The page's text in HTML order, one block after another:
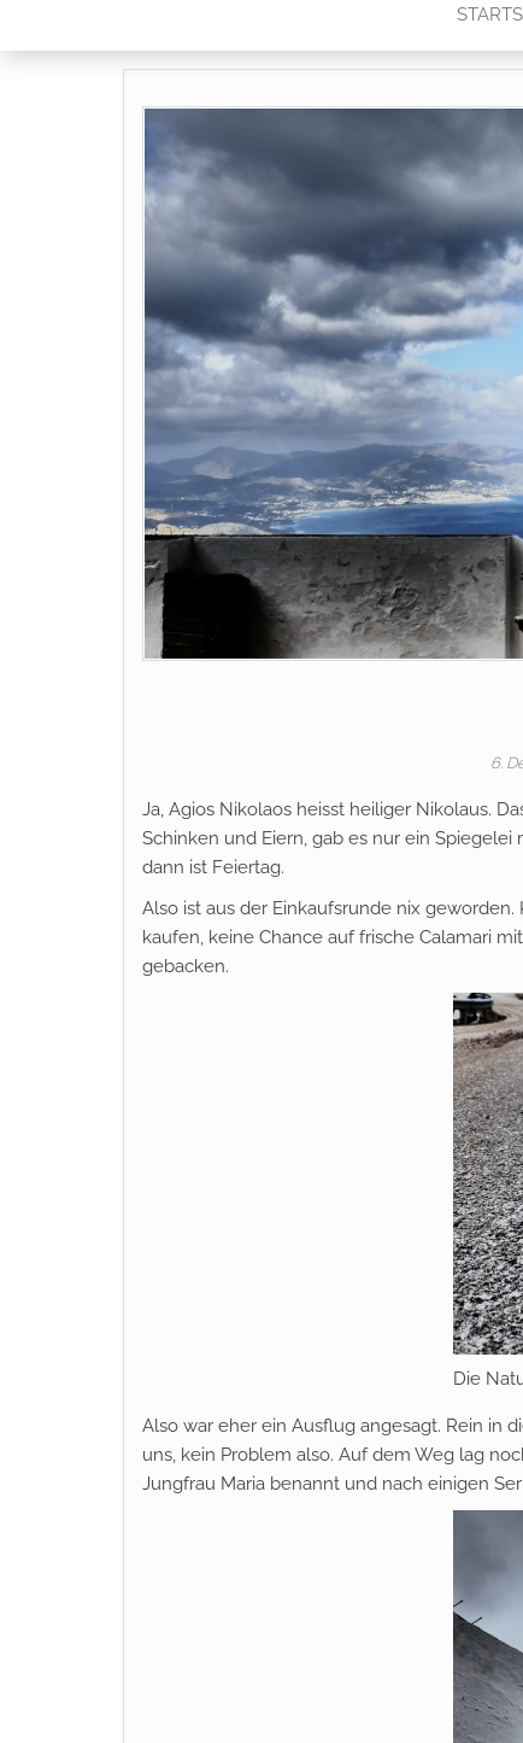
6.
Ja, Agios Nikolaos heisst heiliger Nikolaus.
Schinken und Eiern, gab es nur ein
dann ist Feiertag.
Also ist aus der Einkaufsrunde nix
kaufen, keine Chance auf frische Calamari
gebacken.
Die
Also war eher ein Ausflug angesagt. Rein in
uns, kein Problem also. Auf dem Weg lag
Jungfrau Maria benannt und nach einigen